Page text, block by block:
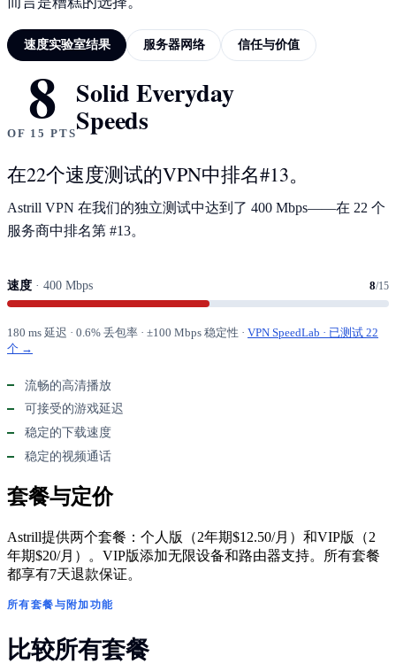
速度实验室结果 服务器网络 信任与价值
速度实验室结果
8
OF 15 PTS
Solid Everyday
Speeds
在22个速度测试的VPN中排名#13。
Astrill VPN 在我们的独立测试中达到了 400 Mbps——在 22 个
服务商中排名第 #13。
速度 · 400 Mbps 8/15
180 ms 延迟 · 0.6% 丢包率 · ±100 Mbps 稳定性 · VPN SpeedLab · 已测试 22
个 →
流畅的高清播放
可接受的游戏延迟
稳定的下载速度
稳定的视频通话
套餐与定价
Astrill提供两个套餐：个人版（2年期$12.50/月）和VIP版（2
年期$20/月）。VIP版添加无限设备和路由器支持。所有套餐
都享有7天退款保证。
所有套餐与附加功能
比较所有套餐